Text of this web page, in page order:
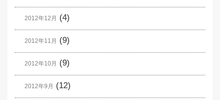
2012年12月 (4)
2012年11月 (9)
2012年10月 (9)
2012年9月 (12)